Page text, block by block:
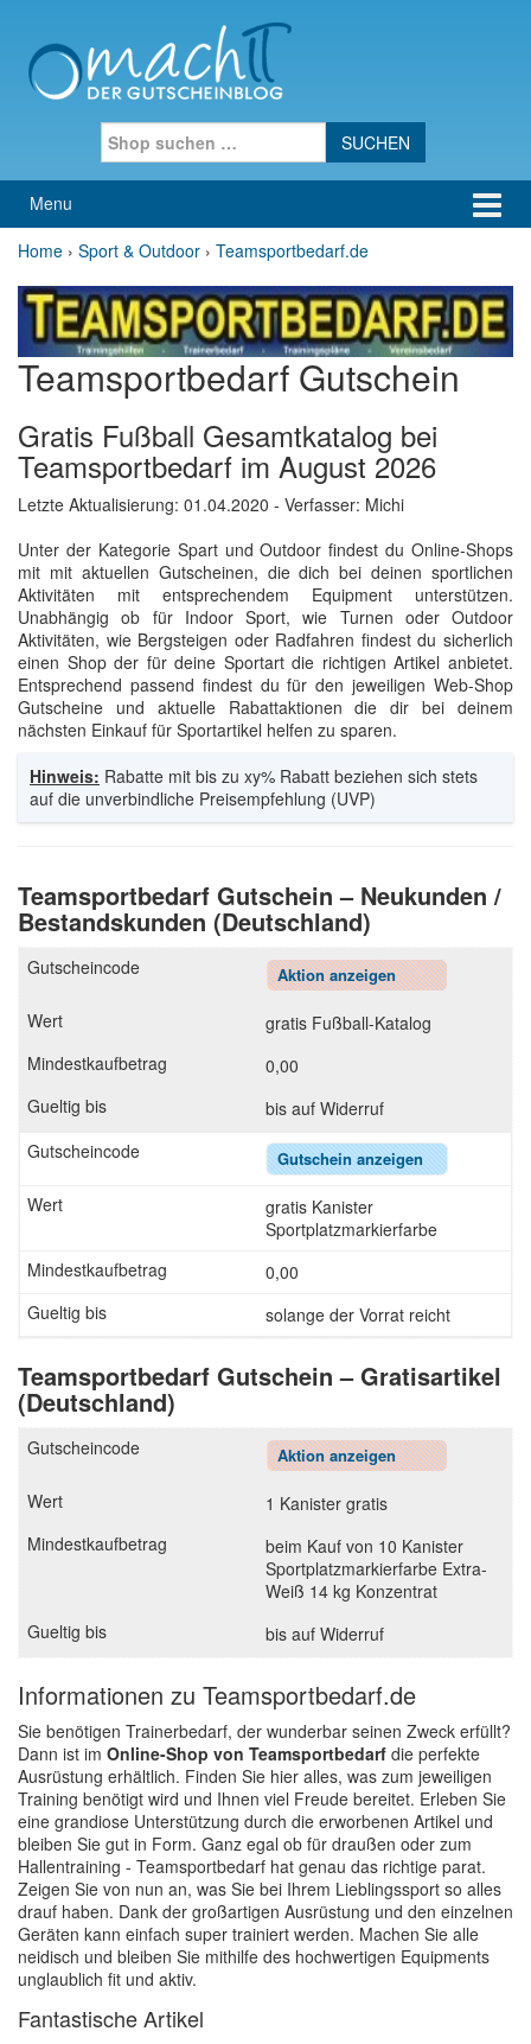
Menu
Home › Sport & Outdoor › Teamsportbedarf.de
Teamsportbedarf Gutschein
Gratis Fußball Gesamtkatalog bei
Teamsportbedarf im August 2026
Letzte Aktualisierung: 01.04.2020 - Verfasser: Michi
Unter der Kategorie Spart und Outdoor findest du Online-Shops
mit mit aktuellen Gutscheinen, die dich bei deinen sportlichen
Aktivitäten mit entsprechendem Equipment unterstützen.
Unabhängig ob für Indoor Sport, wie Turnen oder Outdoor
Aktivitäten, wie Bergsteigen oder Radfahren findest du sicherlich
einen Shop der für deine Sportart die richtigen Artikel anbietet.
Entsprechend passend findest du für den jeweiligen Web-Shop
Gutscheine und aktuelle Rabattaktionen die dir bei deinem
nächsten Einkauf für Sportartikel helfen zu sparen.
Hinweis: Rabatte mit bis zu xy% Rabatt beziehen sich stets
auf die unverbindliche Preisempfehlung (UVP)
Teamsportbedarf Gutschein – Neukunden /
Bestandskunden (Deutschland)
Aktion anzeigen
gratis Fußball-Katalog
0,00
bis auf Widerruf
Gutschein anzeigen
gratis Kanister
Sportplatzmarkierfarbe
0,00
solange der Vorrat reicht
Teamsportbedarf Gutschein – Gratisartikel
(Deutschland)
Aktion anzeigen
1 Kanister gratis
beim Kauf von 10 Kanister
Sportplatzmarkierfarbe Extra-
Weiß 14 kg Konzentrat
bis auf Widerruf
Informationen zu Teamsportbedarf.de
Sie benötigen Trainerbedarf, der wunderbar seinen Zweck erfüllt?
Dann ist im Online-Shop von Teamsportbedarf die perfekte
Ausrüstung erhältlich. Finden Sie hier alles, was zum jeweiligen
Training benötigt wird und Ihnen viel Freude bereitet. Erleben Sie
eine grandiose Unterstützung durch die erworbenen Artikel und
bleiben Sie gut in Form. Ganz egal ob für draußen oder zum
Hallentraining - Teamsportbedarf hat genau das richtige parat.
Zeigen Sie von nun an, was Sie bei Ihrem Lieblingssport so alles
drauf haben. Dank der großartigen Ausrüstung und den einzelnen
Geräten kann einfach super trainiert werden. Machen Sie alle
neidisch und bleiben Sie mithilfe des hochwertigen Equipments
unglaublich fit und aktiv.
Fantastische Artikel